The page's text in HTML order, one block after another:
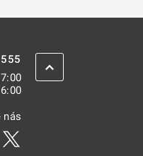
nás
na nové kartě
otevře na nové kartě
se otevře na nové
ZPĚT NAHORU